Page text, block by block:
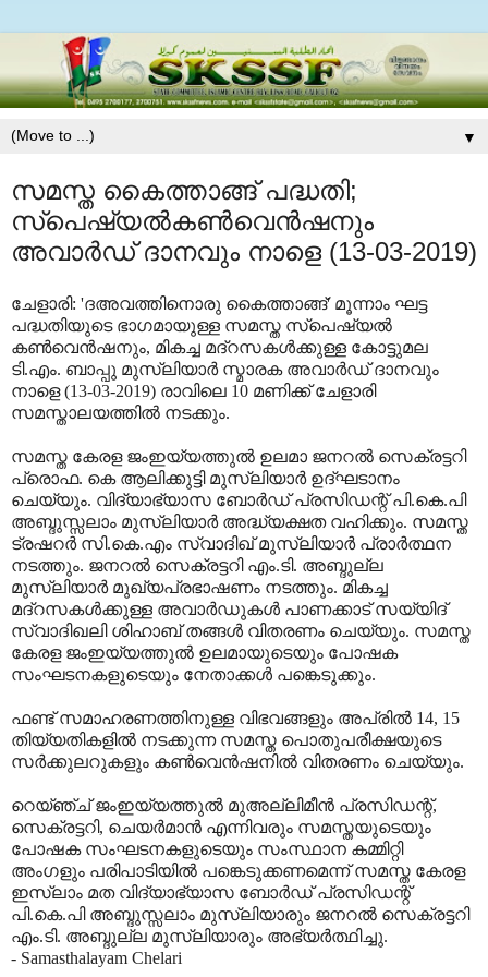
▼
സമസ്ത കൈത്താങ്ങ് പദ്ധതി;
സ്‌പെഷ്യല്‍കണ്‍വെന്‍ഷനും
അവാര്‍ഡ് ദാനവും നാളെ (13-03-2019)
ചേളാരി: 'ദഅവത്തിനൊരു കൈത്താങ്ങ്' മൂന്നാം ഘട്ട
പദ്ധതിയുടെ ഭാഗമായുള്ള സമസ്ത സ്‌പെഷ്യല്‍
കണ്‍വെന്‍ഷനും, മികച്ച മദ്‌റസകള്‍ക്കുള്ള കോട്ടുമല
ടി.എം. ബാപ്പു മുസ്‌ലിയാര്‍ സ്മാരക അവാര്‍ഡ് ദാനവും
നാളെ (13-03-2019) രാവിലെ 10 മണിക്ക് ചേളാരി
സമസ്താലയത്തില്‍ നടക്കും.
സമസ്ത കേരള ജംഇയ്യത്തുല്‍ ഉലമാ ജനറല്‍ സെക്രട്ടറി
പ്രൊഫ. കെ ആലിക്കുട്ടി മുസ്‌ലിയാര്‍ ഉദ്ഘടാനം
ചെയ്യും. വിദ്യാഭ്യാസ ബോര്‍ഡ് പ്രസിഡന്റ് പി.കെ.പി
അബ്ദുസ്സലാം മുസ്‌ലിയാര്‍ അദ്ധ്യക്ഷത വഹിക്കും. സമസ്ത
ട്രഷറര്‍ സി.കെ.എം സ്വാദിഖ് മുസ്‌ലിയാര്‍ പ്രാര്‍ത്ഥന
നടത്തും. ജനറല്‍ സെക്രട്ടറി എം.ടി. അബ്ദുല്ല
മുസ്‌ലിയാര്‍ മുഖ്യപ്രഭാഷണം നടത്തും. മികച്ച
മദ്‌റസകള്‍ക്കുള്ള അവാര്‍ഡുകള്‍ പാണക്കാട് സയ്യിദ്
സ്വാദിഖലി ശിഹാബ് തങ്ങള്‍ വിതരണം ചെയ്യും. സമസ്ത
കേരള ജംഇയ്യത്തുല്‍ ഉലമായുടെയും പോഷക
സംഘടനകളുടെയും നേതാക്കള്‍ പങ്കെടുക്കും.
ഫണ്ട് സമാഹരണത്തിനുള്ള വിഭവങ്ങളും അപ്രില്‍ 14, 15
തിയ്യതികളില്‍ നടക്കുന്ന സമസ്ത പൊതുപരീക്ഷയുടെ
സര്‍ക്കുലറുകളും കണ്‍വെന്‍ഷനില്‍ വിതരണം ചെയ്യും.
റെയ്ഞ്ച് ജംഇയ്യത്തുല്‍ മുഅല്ലിമീന്‍ പ്രസിഡന്റ്,
സെക്രട്ടറി, ചെയര്‍മാന്‍ എന്നിവരും സമസ്തയുടെയും
പോഷക സംഘടനകളുടെയും സംസ്ഥാന കമ്മിറ്റി
അംഗളും പരിപാടിയില്‍ പങ്കെടുക്കണമെന്ന് സമസ്ത കേരള
ഇസ്‌ലാം മത വിദ്യാഭ്യാസ ബോര്‍ഡ് പ്രസിഡന്റ്
പി.കെ.പി അബ്ദുസ്സലാം മുസ്‌ലിയാരും ജനറല്‍ സെക്രട്ടറി
എം.ടി. അബ്ദുല്ല മുസ്‌ലിയാരും അഭ്യര്‍ത്ഥിച്ചു.
- Samasthalayam Chelari